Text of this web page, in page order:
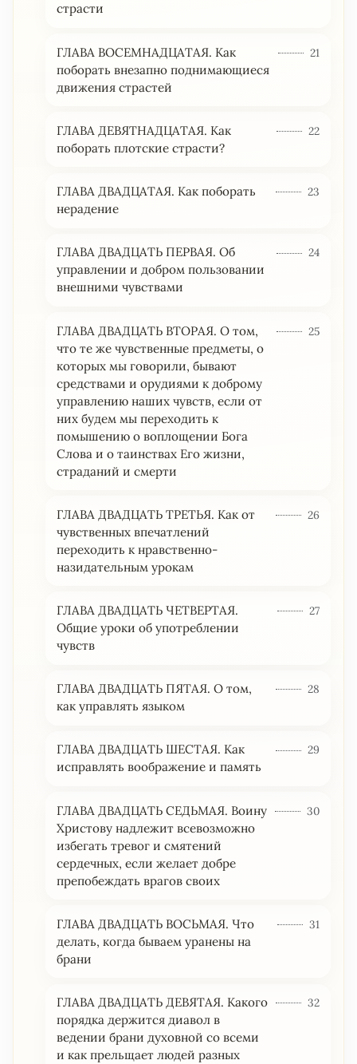
страсти
ГЛАВА ВОСЕМНАДЦАТАЯ. Как
поборать внезапно поднимающиеся
движения страстей
21
ГЛАВА ДЕВЯТНАДЦАТАЯ. Как
поборать плотские страсти?
22
ГЛАВА ДВАДЦАТАЯ. Как поборать
нерадение
23
ГЛАВА ДВАДЦАТЬ ПЕРВАЯ. Об
управлении и добром пользовании
внешними чувствами
24
ГЛАВА ДВАДЦАТЬ ВТОРАЯ. О том,
что те же чувственные предметы, о
которых мы говорили, бывают
средствами и орудиями к доброму
управлению наших чувств, если от
них будем мы переходить к
помышению о воплощении Бога
Слова и о таинствах Его жизни,
страданий и смерти
25
ГЛАВА ДВАДЦАТЬ ТРЕТЬЯ. Как от
чувственных впечатлений
переходить к нравственно-
назидательным урокам
26
ГЛАВА ДВАДЦАТЬ ЧЕТВЕРТАЯ.
Общие уроки об употреблении
чувств
27
ГЛАВА ДВАДЦАТЬ ПЯТАЯ. О том,
как управлять языком
28
ГЛАВА ДВАДЦАТЬ ШЕСТАЯ. Как
исправлять воображение и память
29
ГЛАВА ДВАДЦАТЬ СЕДЬМАЯ. Воину
Христову надлежит всевозможно
избегать тревог и смятений
сердечных, если желает добре
препобеждать врагов своих
30
ГЛАВА ДВАДЦАТЬ ВОСЬМАЯ. Что
делать, когда бываем уранены на
брани
31
ГЛАВА ДВАДЦАТЬ ДЕВЯТАЯ. Какого
порядка держится диавол в
ведении брани духовной со всеми
и как прельщает людей разных
32